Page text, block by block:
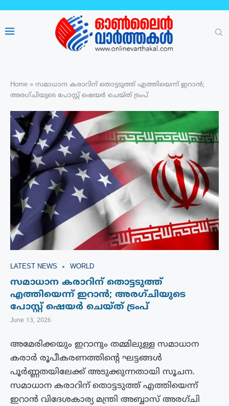
Home » സമാധാന കരാറിന് തൊട്ടടുത്ത് എത്തിയെന്ന് ഇറാന്‍;
അരഗ്ചിയുടെ പോസ്റ്റ് ഷെയർ ചെയ്ത് ട്രംപ്
LATEST NEWS WORLD
സമാധാന കരാറിന് തൊട്ടടുത്ത്
എത്തിയെന്ന് ഇറാന്‍; അരഗ്ചിയുടെ
പോസ്റ്റ് ഷെയർ ചെയ്ത് ട്രംപ്
June 13, 2026
അമേരിക്കയും ഇറാനും തമ്മിലുള്ള സമാധാന
കരാർ രൂപീകരണത്തിന്റെ ഘട്ടങ്ങൾ
പൂർണ്ണതയിലേക്ക് അടുക്കുന്നതായി സൂചന.
സമാധാന കരാറിന് തൊട്ടടുത്ത് എത്തിയെന്ന്
ഇറാന്‍ വിദേശകാര്യ മന്ത്രി അബ്ബാസ് അരഗ്ചി